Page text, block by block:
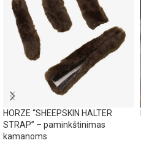
HORZE “SHEEPSKIN HALTER
STRAP” – paminkštinimas
kamanoms